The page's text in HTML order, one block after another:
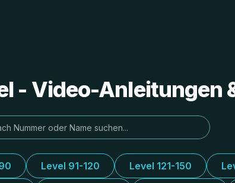
- Video-Anleitungen
Level 91-120 Level 121-150